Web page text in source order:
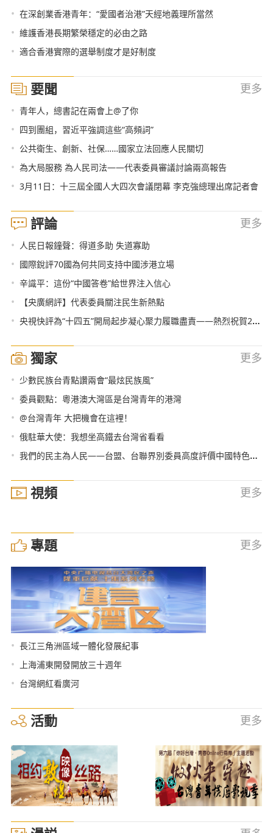
• 在深創業香港青年：“愛國者治港”天經地義理所當然
• 維護香港長期繁榮穩定的必由之路
• 適合香港實際的選舉制度才是好制度
要聞 更多
• 青年人，總書記在兩會上@了你
• 四到團組，習近平強調這些“高頻詞”
• 公共衛生、創新、社保……國家立法回應人民關切
• 為大局服務 為人民司法——代表委員審議討論兩高報告
• 3月11日：十三屆全國人大四次會議閉幕 李克強總理出席記者會
評論 更多
• 人民日報鐘聲：得道多助 失道寡助
• 國際銳評70國為何共同支持中國涉港立場
• 辛識平：這份“中國答卷”給世界注入信心
• 【央廣網評】代表委員關注民生新熱點
• 央視快評為“十四五”開局起步凝心聚力履職盡責——熱烈祝賀2021年全國兩會召開
獨家 更多
• 少數民族台青點讚兩會“最炫民族風”
• 委員觀點：粵港澳大灣區是台灣青年的港灣
• @台灣青年 大把機會在這裡！
• 俄駐華大使：我想坐高鐵去台灣省看看
• 我們的民主為人民——台盟、台聯界別委員高度評價中國特色社會主義民主
視頻 更多
專題 更多
• 長江三角洲區域一體化發展紀事
• 上海浦東開發開放三十週年
• 台灣網紅看廣河
活動 更多